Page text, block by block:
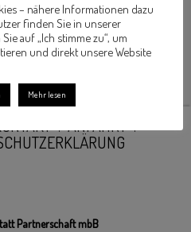
ANFAHRT
Partnerschaft mbB
– nähere Informationen dazu
finden Sie in unserer
auf „Ich stimme zu“, um
und direkt unsere Website
Mehr lesen